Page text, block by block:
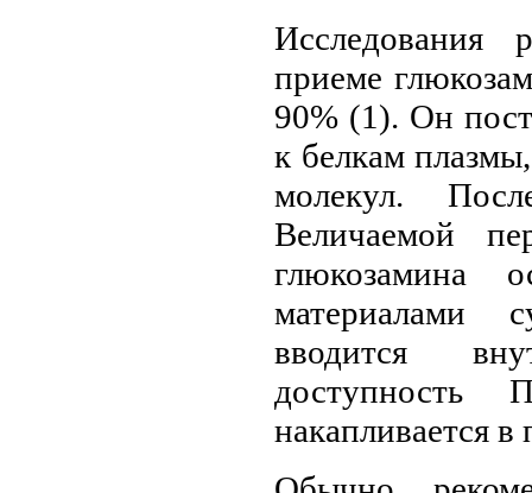
Исследования
приеме
90% (1). Он
к белкам
молекул.
Величаемой
глюкозамина
материалами
вводится
доступность
накапливается